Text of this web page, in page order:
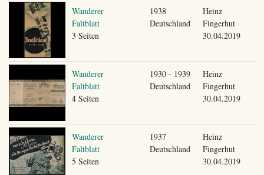
Wanderer
Faltblatt
3 Seiten
1938
Deutschland
Heinz
Fingerhut
30.04.2019
Wanderer
Faltblatt
4 Seiten
1930 - 1939
Deutschland
Heinz
Fingerhut
30.04.2019
Wanderer
Faltblatt
5 Seiten
1937
Deutschland
Heinz
Fingerhut
30.04.2019